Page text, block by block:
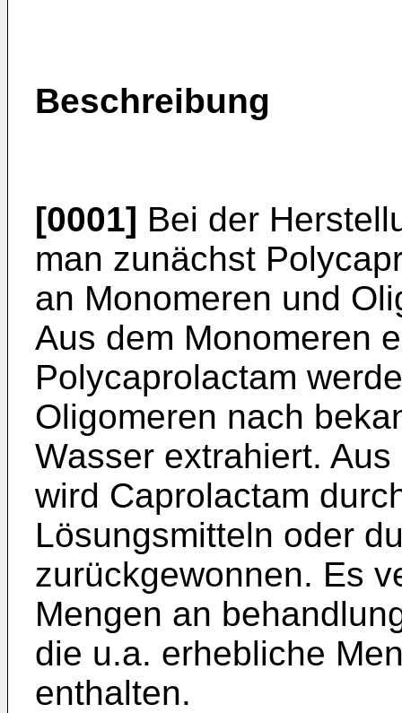
Beschreibung
[0001] Bei der
man zunächst
an Monomeren und
Aus dem Monomeren
Polycaprolactam
Oligomeren nach
Wasser extrahiert.
wird Caprolactam
Lösungsmitteln oder
zurückgewonnen. Es
Mengen an
die u.a. erhebliche
enthalten.